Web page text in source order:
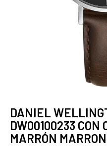
DANIEL
DW00100233 CON
MARRÓN MARRON